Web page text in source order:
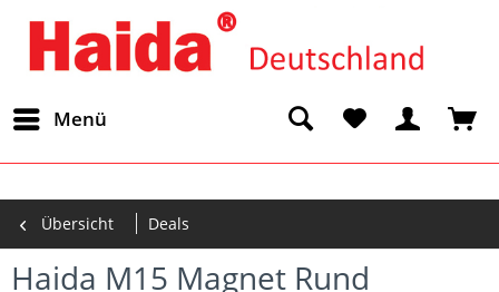
Menü
Übersicht Deals
Haida M15 Magnet Rund